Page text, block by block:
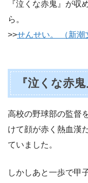
『泣くな赤鬼』が収
ら。
>>せんせい。 （新潮
『泣くな赤
高校の野球部の監督
けて顔が赤く熱血漢
ていました。
しかしあと一歩で甲